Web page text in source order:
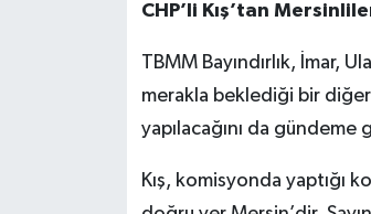
CHP’li Kış’tan
TBMM Bayındırlık, İmar,
merakla beklediği bir diğer
yapılacağını da gündeme
Kış, komisyonda yaptığı